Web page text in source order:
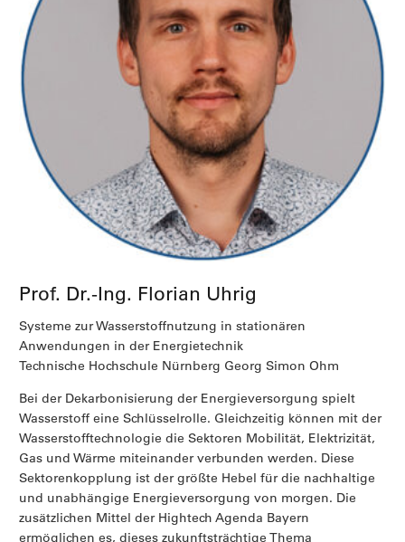
Prof. Dr.-Ing. Florian Uhrig
Systeme zur Wasserstoffnutzung in stationären
Anwendungen in der Energietechnik
Technische Hochschule Nürnberg Georg Simon Ohm
Bei der Dekarbonisierung der Energieversorgung spielt
Wasserstoff eine Schlüsselrolle. Gleichzeitig können mit der
Wasserstofftechnologie die Sektoren Mobilität, Elektrizität,
Gas und Wärme miteinander verbunden werden. Diese
Sektorenkopplung ist der größte Hebel für die nachhaltige
und unabhängige Energieversorgung von morgen. Die
zusätzlichen Mittel der Hightech Agenda Bayern
ermöglichen es, dieses zukunftsträchtige Thema